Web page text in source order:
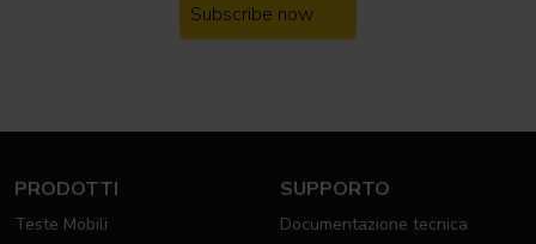
Subscribe now
PRODOTTI
Teste Mobili
SUPPORTO
Documentazione tecnica